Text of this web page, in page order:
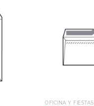
OFICINA Y FIESTAS